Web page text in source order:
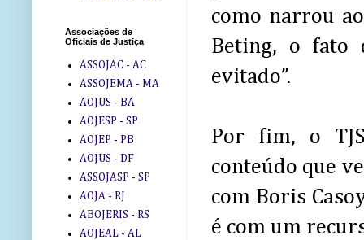
como narrou
Beting, o fato
evitado”.
Por fim, o
conteúdo que
com Boris
é com um
Associações de
Oficiais de Justiça
ASSOJAC - AC
ASSOJEMA - MA
AOJUS - BA
AOJESP - SP
AOJEP - PB
AOJUS - DF
ASSOJASP - SP
AOJA - RJ
ABOJERIS - RS
AOJEAL - AL